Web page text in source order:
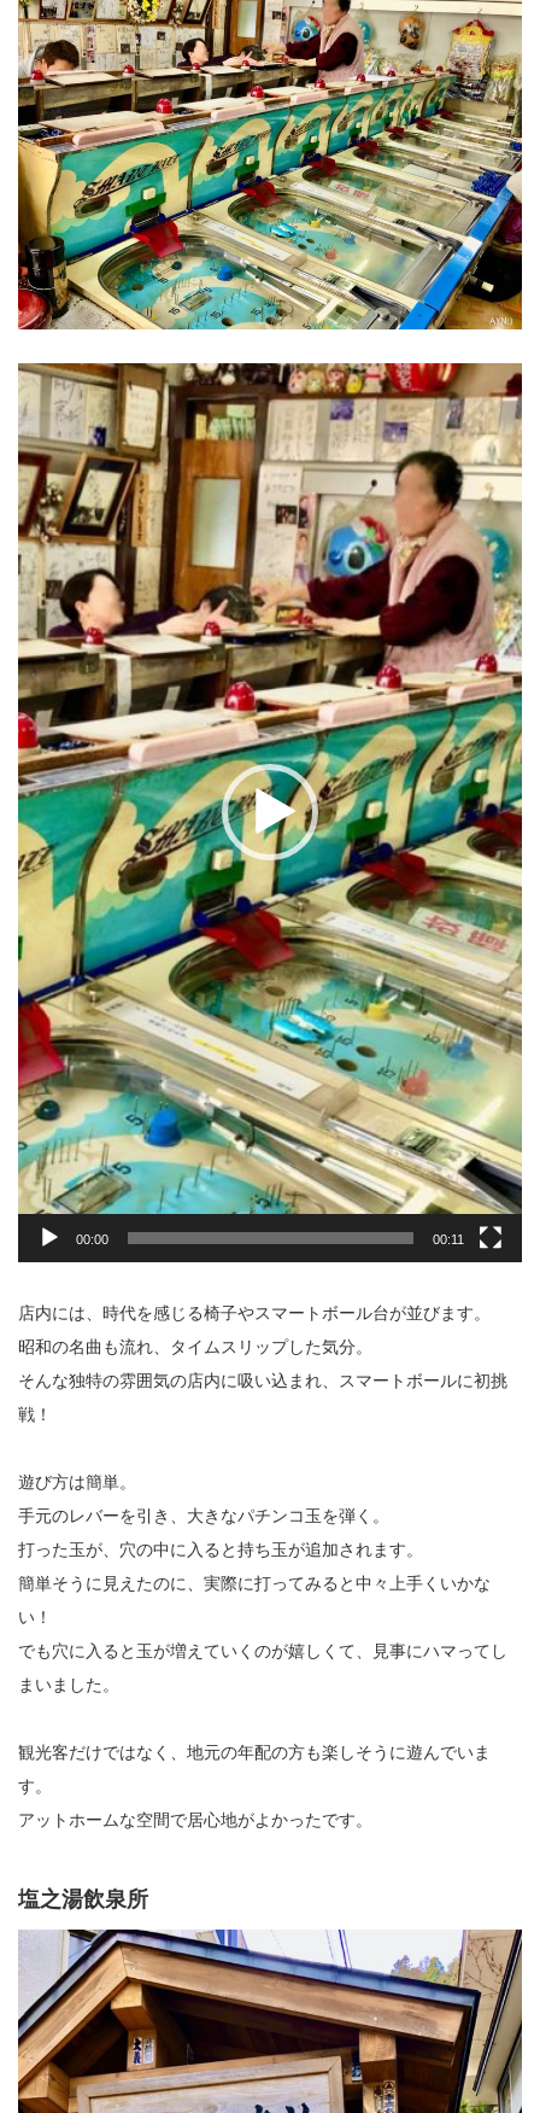
動
画
プ
ー
ヤ
ー
00:00 00:11
店内には、時代を感じる椅子やスマートボール台が並びます。
昭和の名曲も流れ、タイムスリップした気分。
そんな独特の雰囲気の店内に吸い込まれ、スマートボールに初挑
戦！
遊び方は簡単。
手元のレバーを引き、大きなパチンコ玉を弾く。
打った玉が、穴の中に入ると持ち玉が追加されます。
簡単そうに見えたのに、実際に打ってみると中々上手くいかな
い！
でも穴に入ると玉が増えていくのが嬉しくて、見事にハマってし
まいました。
観光客だけではなく、地元の年配の方も楽しそうに遊んでいま
す。
アットホームな空間で居心地がよかったです。
塩之湯飲泉所